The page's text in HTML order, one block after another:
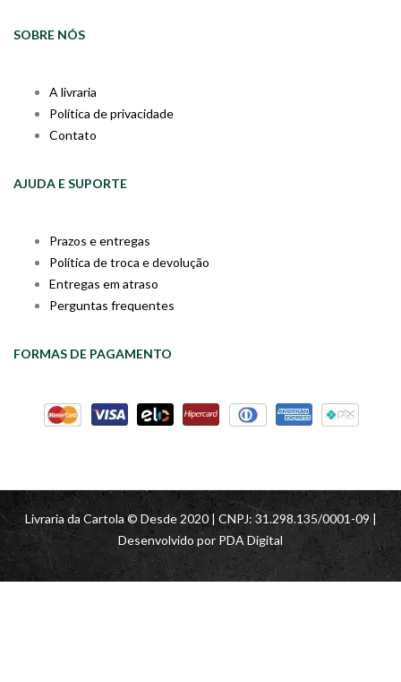
SOBRE NÓS
A livraria
Política de privacidade
Contato
AJUDA E SUPORTE
Prazos e entregas
Política de troca e devolução
Entregas em atraso
Perguntas frequentes
FORMAS DE PAGAMENTO
Livraria da Cartola © Desde 2020 | CNPJ: 31.298.135/0001-09 |
Desenvolvido por PDA Digital